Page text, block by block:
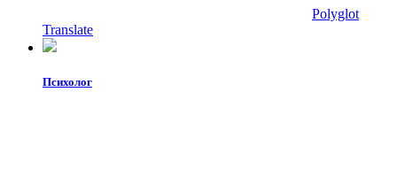
Polyglot
Translate
Психолог